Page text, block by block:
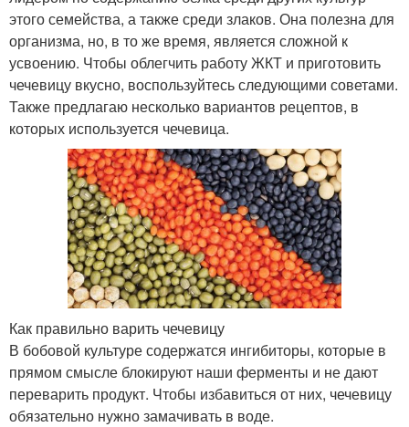
этого семейства, а также среди злаков. Она полезна для
организма, но, в то же время, является сложной к
усвоению. Чтобы облегчить работу ЖКТ и приготовить
чечевицу вкусно, воспользуйтесь следующими советами.
Также предлагаю несколько вариантов рецептов, в
которых используется чечевица.
Как правильно варить чечевицу
В бобовой культуре содержатся ингибиторы, которые в
прямом смысле блокируют наши ферменты и не дают
переварить продукт. Чтобы избавиться от них, чечевицу
обязательно нужно замачивать в воде.